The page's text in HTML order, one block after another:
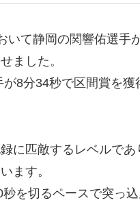
て静岡の関響佑選手
ました。
8分34秒で区間賞を
に匹敵するレベルで
ます。
を切るペースで突っ